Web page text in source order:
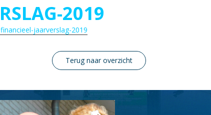
2019
jaarverslag-2019
Terug naar overzicht